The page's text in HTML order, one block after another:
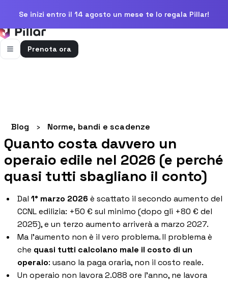
Se inizi entro il 14 agosto un mese te lo regala Pillar!
Prenota ora
Cassa, uscite e previsioni in una vista
Gestione bolle e rapportini
Bolle e rapportini dal cantiere
Fatturazione
Preventivi
Dal computo al preventivo pronto
Gestione commessa
Margini, costi e ore per commessa
Procurement
Fornitori e ordini in un solo hub
Blog › Norme, bandi e scadenze
Quanto costa davvero un
operaio edile nel 2026 (e perché
quasi tutti sbagliano il conto)
Dal 1° marzo 2026 è scattato il secondo aumento del
CCNL edilizia: +50 € sul minimo (dopo gli +80 € del
2025), e un terzo aumento arriverà a marzo 2027.
Ma l'aumento non è il vero problema. Il problema è
che quasi tutti calcolano male il costo di un
operaio: usano la paga oraria, non il costo reale.
Un operaio non lavora 2.088 ore l'anno, ne lavora